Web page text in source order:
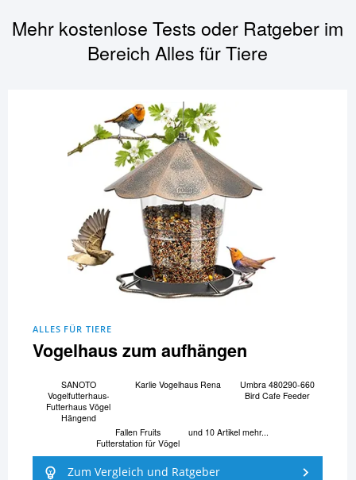
Mehr kostenlose Tests oder Ratgeber im
Bereich Alles für Tiere
ALLES FÜR TIERE
Vogelhaus zum aufhängen
SANOTO
Vogelfutterhaus-
Futterhaus Vögel
Hängend
Karlie Vogelhaus Rena
Umbra 480290-660
Bird Cafe Feeder
Fallen Fruits
Futterstation für Vögel
und 10 Artikel mehr...
Zum Vergleich und Ratgeber